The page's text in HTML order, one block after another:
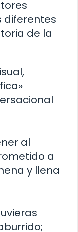
diferentes
de la
al
a
y llena